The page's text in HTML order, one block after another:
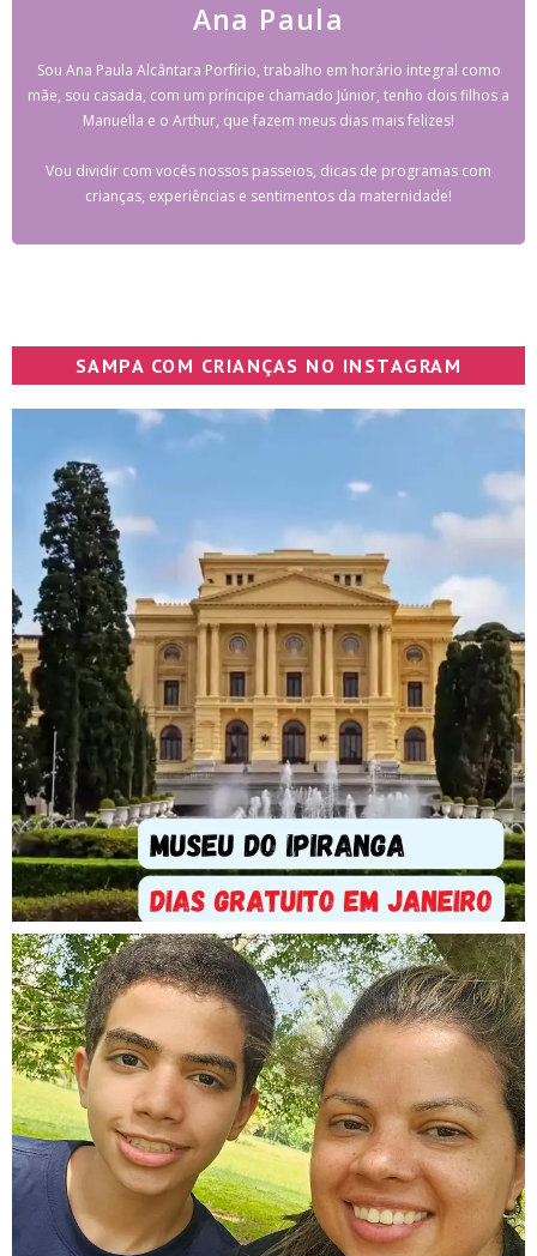
Ana Paula
Sou Ana Paula Alcântara Porfírio, trabalho em horário integral como
mãe, sou casada, com um príncipe chamado Júnior, tenho dois filhos a
Manuella e o Arthur, que fazem meus dias mais felizes!
Vou dividir com vocês nossos passeios, dicas de programas com
crianças, experiências e sentimentos da maternidade!
SAMPA COM CRIANÇAS NO INSTAGRAM